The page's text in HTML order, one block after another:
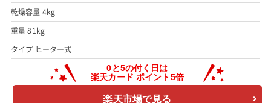
乾燥容量 4kg
重量 81kg
タイプ ヒーター式
楽天市場で見る